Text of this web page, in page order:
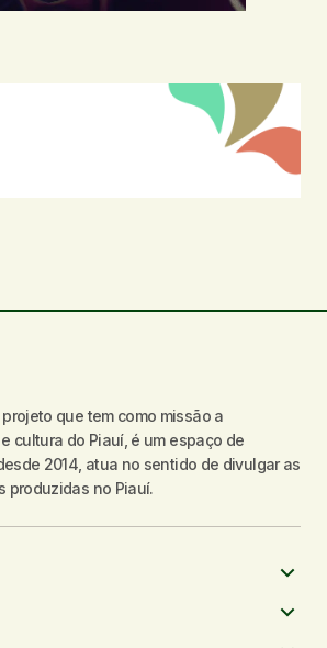
que tem como missão a
cultura do Piauí, é um espaço de
2014, atua no sentido de divulgar as
produzidas no Piauí.